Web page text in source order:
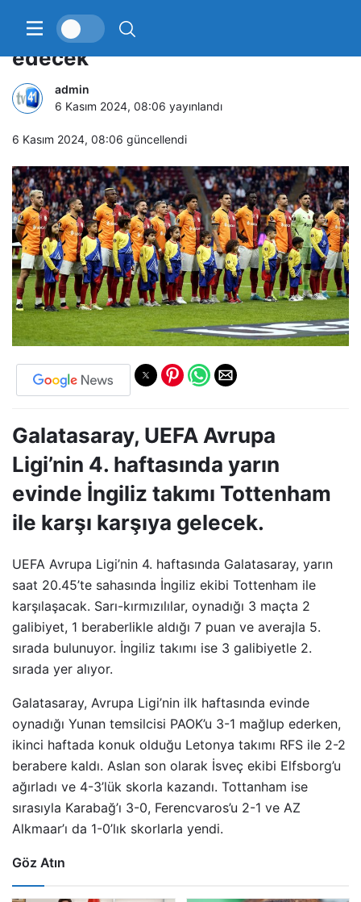
Galatasaray, Tottenham’ı konuk
edecek
admin
6 Kasım 2024, 08:06 yayınlandı
6 Kasım 2024, 08:06 güncellendi
Galatasaray, UEFA Avrupa
Ligi’nin 4. haftasında yarın
evinde İngiliz takımı Tottenham
ile karşı karşıya gelecek.
UEFA Avrupa Ligi’nin 4. haftasında Galatasaray, yarın
saat 20.45’te sahasında İngiliz ekibi Tottenham ile
karşılaşacak. Sarı-kırmızılılar, oynadığı 3 maçta 2
galibiyet, 1 beraberlikle aldığı 7 puan ve averajla 5.
sırada bulunuyor. İngiliz takımı ise 3 galibiyetle 2.
sırada yer alıyor.
Galatasaray, Avrupa Ligi’nin ilk haftasında evinde
oynadığı Yunan temsilcisi PAOK’u 3-1 mağlup ederken,
ikinci haftada konuk olduğu Letonya takımı RFS ile 2-2
berabere kaldı. Aslan son olarak İsveç ekibi Elfsborg’u
ağırladı ve 4-3’lük skorla kazandı. Tottanham ise
sırasıyla Karabağ’ı 3-0, Ferencvaros’u 2-1 ve AZ
Alkmaar’ı da 1-0’lık skorlarla yendi.
Göz Atın